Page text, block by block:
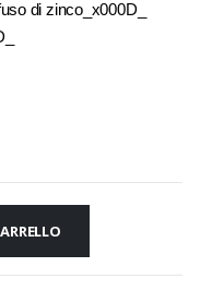
di zinco_x000D_